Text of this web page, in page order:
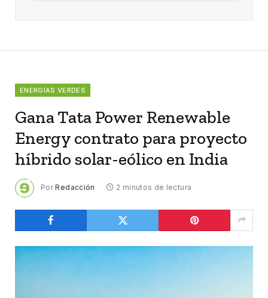
ENERGÍAS VERDES
Gana Tata Power Renewable
Energy contrato para proyecto
híbrido solar-eólico en India
Por Redacción 2 minutos de lectura